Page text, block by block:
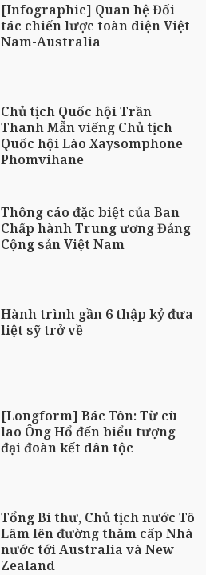
[Infographic] Quan hệ Đối
tác chiến lược toàn diện Việt
Nam-Australia
Chủ tịch Quốc hội Trần
Thanh Mẫn viếng Chủ tịch
Quốc hội Lào Xaysomphone
Phomvihane
Thông cáo đặc biệt của Ban
Chấp hành Trung ương Đảng
Cộng sản Việt Nam
Hành trình gần 6 thập kỷ đưa
liệt sỹ trở về
[Longform] Bác Tôn: Từ cù
lao Ông Hổ đến biểu tượng
đại đoàn kết dân tộc
Tổng Bí thư, Chủ tịch nước Tô
Lâm lên đường thăm cấp Nhà
nước tới Australia và New
Zealand